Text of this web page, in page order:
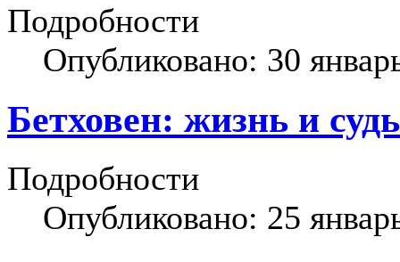
Подробности
Опубликовано: 30
Бетховен: жизнь и
Подробности
Опубликовано: 25